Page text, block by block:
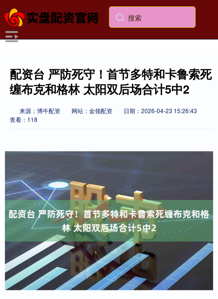
配资台 严防死守！首节多特和卡鲁索死
缠布克和格林 太阳双后场合计5中2
来源：博牛配资 网站：金领配资
日期：2026-04-23 15:26:43
查看：118